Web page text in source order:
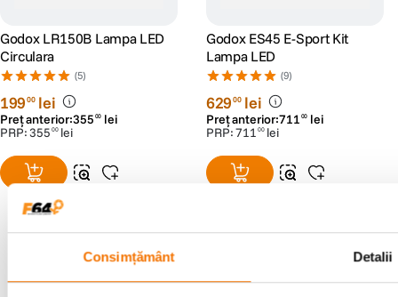
Consimțământ Detalii
Godox LR150B Lampa LED
Circulara
(5)
19900 lei
Preț anterior:355 00 lei
PRP:355 00 lei
Godox ES45 E-Sport Kit
Lampa LED
(9)
62900 lei
Preț anterior:711 00 lei
PRP:711 00 lei